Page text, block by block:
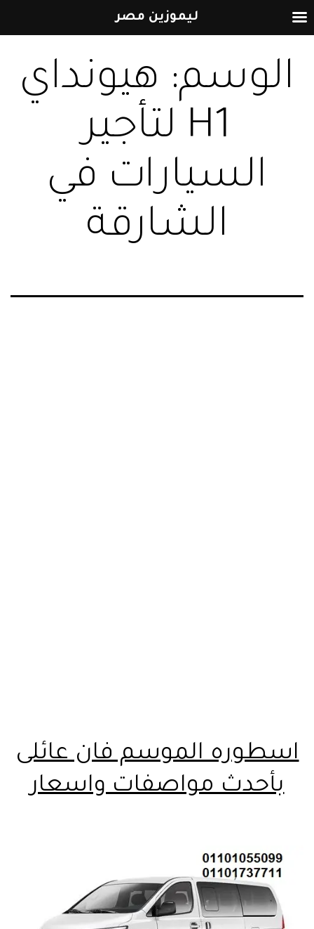
إلى
المحتوى
الوسم: هيونداي
H1 لتأجير
السيارات في
الشارقة
اسطوره الموسم فان عائلى
بأحدث مواصفات واسعار
ليموزين مصر